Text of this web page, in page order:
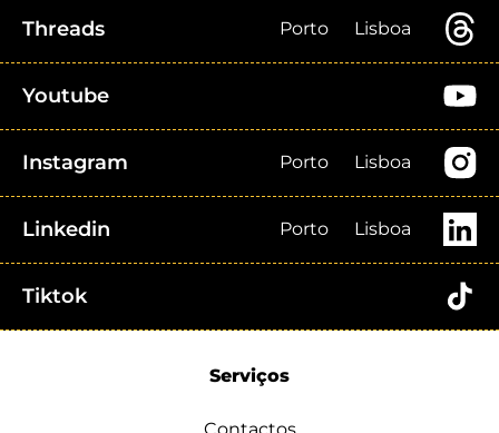
Threads Porto Lisboa
Youtube
Instagram Porto Lisboa
Linkedin Porto Lisboa
Tiktok
Serviços
Contactos